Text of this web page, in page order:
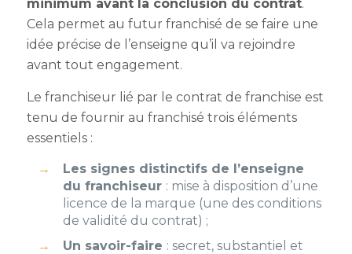
minimum avant la conclusion du contrat.
Cela permet au futur franchisé de se faire une
idée précise de l’enseigne qu’il va rejoindre
avant tout engagement.
Le franchiseur lié par le contrat de franchise est
tenu de fournir au franchisé trois éléments
essentiels :
Les signes distinctifs de l’enseigne
du franchiseur : mise à disposition d’une
licence de la marque (une des conditions
de validité du contrat) ;
Un savoir-faire : secret, substantiel et